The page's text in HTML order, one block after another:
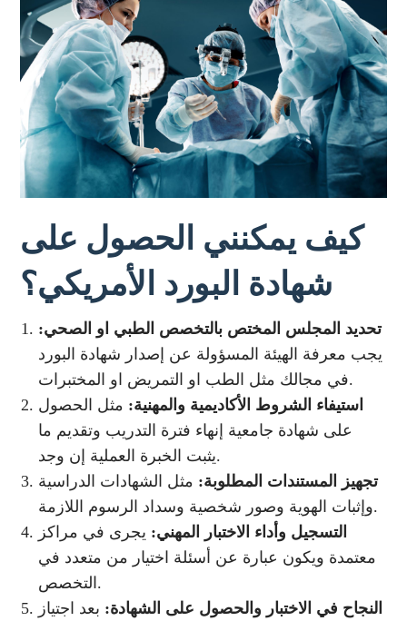
كيف يمكنني الحصول على
شهادة البورد الأمريكي؟
تحديد المجلس المختص بالتخصص الطبي او الصحي:
يجب معرفة الهيئة المسؤولة عن إصدار شهادة البورد
في مجالك مثل الطب او التمريض او المختبرات.
استيفاء الشروط الأكاديمية والمهنية: مثل الحصول
على شهادة جامعية إنهاء فترة التدريب وتقديم ما
يثبت الخبرة العملية إن وجد.
تجهيز المستندات المطلوبة: مثل الشهادات الدراسية
وإثبات الهوية وصور شخصية وسداد الرسوم اللازمة.
التسجيل وأداء الاختبار المهني: يجرى في مراكز
معتمدة ويكون عبارة عن أسئلة اختيار من متعدد في
التخصص.
النجاح في الاختبار والحصول على الشهادة: بعد اجتياز